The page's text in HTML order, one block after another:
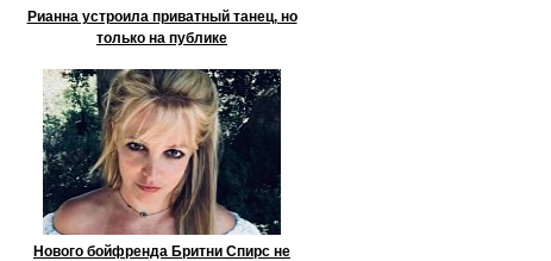
Рианна устроила приватный танец, но
только на публике
Нового бойфренда Бритни Спирс не